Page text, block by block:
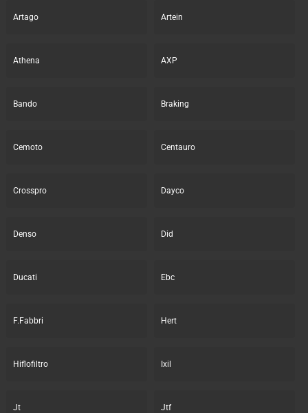
Artago Artein
Athena AXP
Bando Braking
Cemoto Centauro
Crosspro Dayco
Denso Did
Ducati Ebc
F.Fabbri Hert
Hiflofiltro Ixil
Jt Jtf